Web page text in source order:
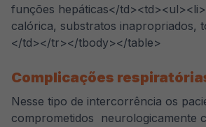
funções hepáticas</
calórica, substratos inapropriados,
</td></tr></tbody></table>
Complicações
Nesse tipo de intercorrência os
comprometidos neurologicamente